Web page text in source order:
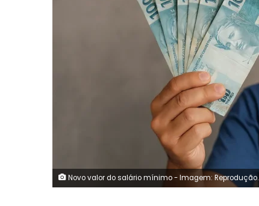
Novo valor do salário mínimo - Imagem: Reprodução.